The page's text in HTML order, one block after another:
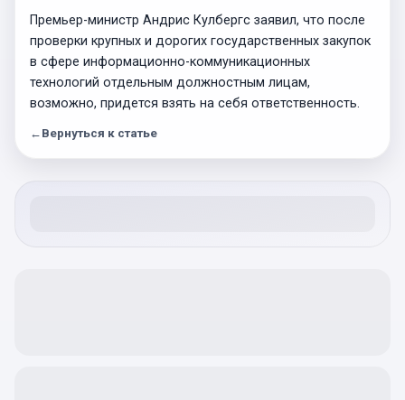
Премьер-министр Андрис Кулбергс заявил, что после
проверки крупных и дорогих государственных закупок
в сфере информационно-коммуникационных
технологий отдельным должностным лицам,
возможно, придется взять на себя ответственность.
← Вернуться к статье